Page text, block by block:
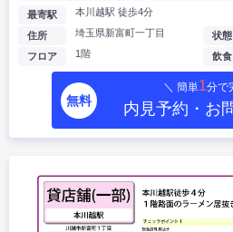
最寄駅 本川越駅 徒歩4分
住所 埼玉県新富町一丁目
フロア 1階
状態
飲食
無料
＼ 簡単1分で
内見予約・お